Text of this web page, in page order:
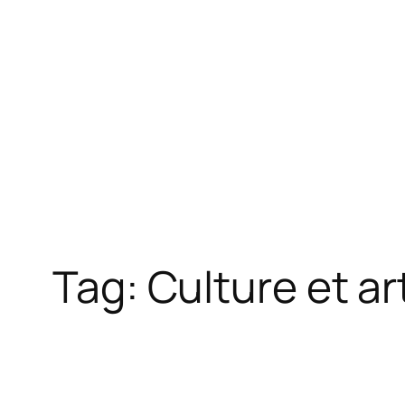
Tag: Culture et